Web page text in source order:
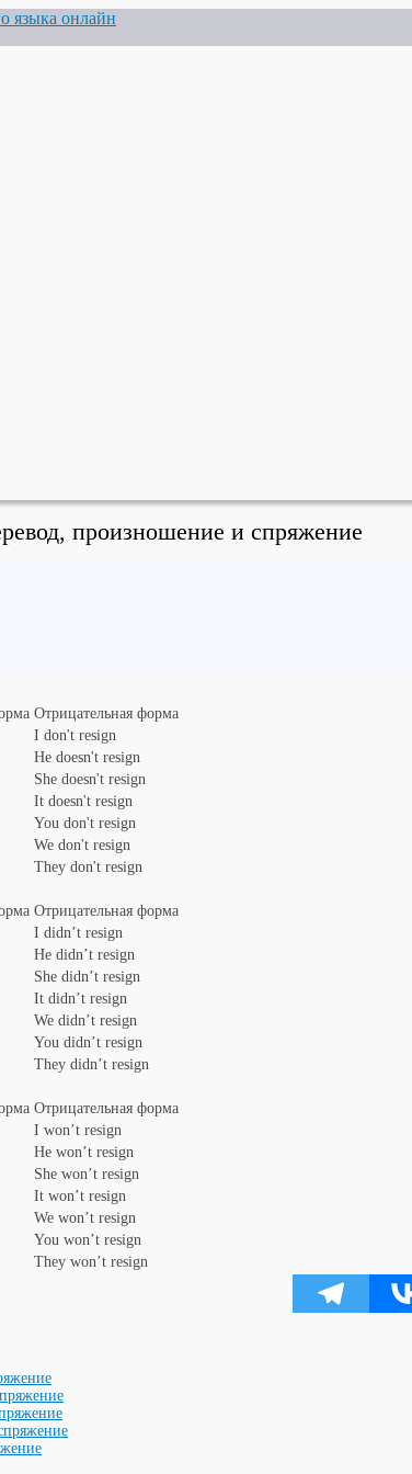
произношение и спряжение
Отрицательная форма
I don't resign
He doesn't resign
She doesn't resign
It doesn't resign
You don't resign
We don't resign
They don't resign
Отрицательная форма
I didn’t resign
He didn’t resign
She didn’t resign
It didn’t resign
We didn’t resign
You didn’t resign
They didn’t resign
Отрицательная форма
I won’t resign
He won’t resign
She won’t resign
It won’t resign
We won’t resign
You won’t resign
They won’t resign